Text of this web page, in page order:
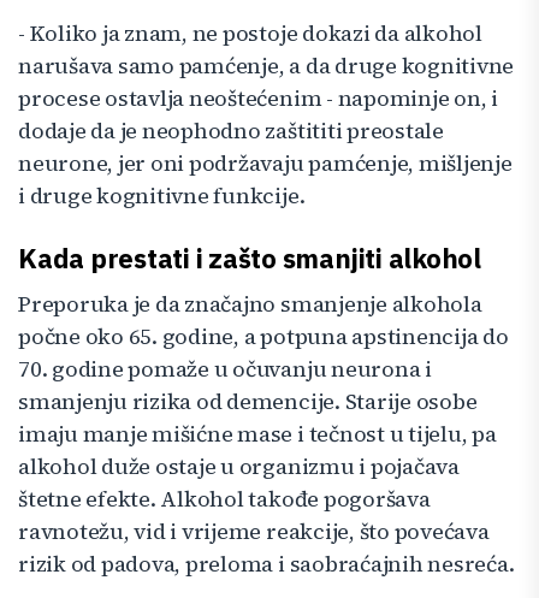
- Koliko ja znam, ne postoje dokazi da alkohol
narušava samo pamćenje, a da druge kognitivne
procese ostavlja neoštećenim - napominje on, i
dodaje da je neophodno zaštititi preostale
neurone, jer oni podržavaju pamćenje, mišljenje
i druge kognitivne funkcije.
Kada prestati i zašto smanjiti alkohol
Preporuka je da značajno smanjenje alkohola
počne oko 65. godine, a potpuna apstinencija do
70. godine pomaže u očuvanju neurona i
smanjenju rizika od demencije. Starije osobe
imaju manje mišićne mase i tečnost u tijelu, pa
alkohol duže ostaje u organizmu i pojačava
štetne efekte. Alkohol takođe pogoršava
ravnotežu, vid i vrijeme reakcije, što povećava
rizik od padova, preloma i saobraćajnih nesreća.